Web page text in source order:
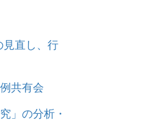
見直し、行
共有会
」の分析・